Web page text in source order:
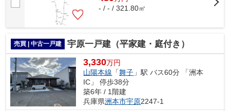
- / - / 321.80㎡
売買 | 中古一戸建 宇原一戸建（平家建・庭付き）
3,330万円
山陽本線 「舞子 」駅 バス60分 「洲本
IC」 停歩38分
築6年 / 1階建
兵庫県洲本市宇原2247-1